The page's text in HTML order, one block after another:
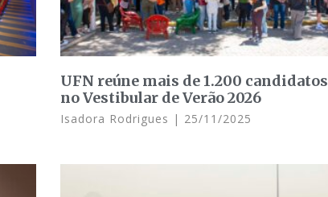
UFN reúne mais de 1.200 candidatos
no Vestibular de Verão 2026
Isadora Rodrigues 25/11/2025